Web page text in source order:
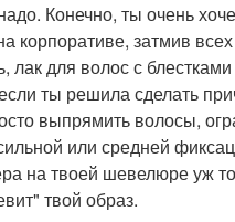
Конечно, ты очень
корпоративе, затмив
лак для волос с
ты решила сделать
выпрямить волосы,
или средней
на твоей шевелюре уж
твой образ.